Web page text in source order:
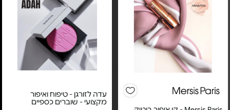
עדה לזורגן - טיפוח ואיפור
מקצועי - שוברים כספיים